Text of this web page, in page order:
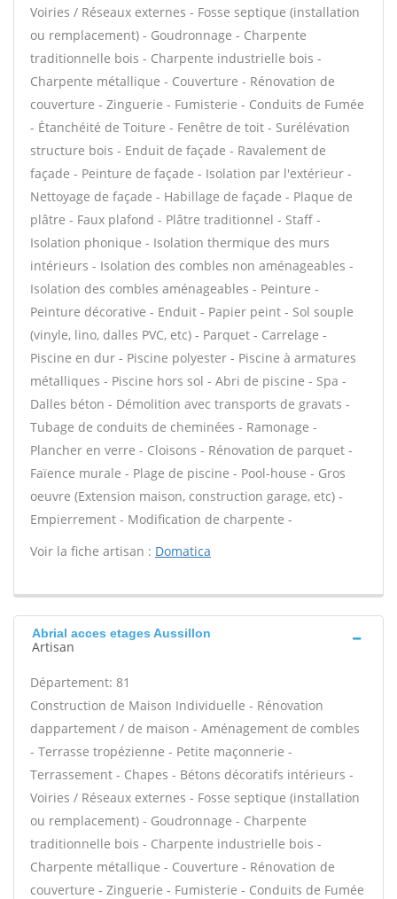
Voiries / Réseaux externes - Fosse septique (installation
ou remplacement) - Goudronnage - Charpente
traditionnelle bois - Charpente industrielle bois -
Charpente métallique - Couverture - Rénovation de
couverture - Zinguerie - Fumisterie - Conduits de Fumée
- Étanchéité de Toiture - Fenêtre de toit - Surélévation
structure bois - Enduit de façade - Ravalement de
façade - Peinture de façade - Isolation par l'extérieur -
Nettoyage de façade - Habillage de façade - Plaque de
plâtre - Faux plafond - Plâtre traditionnel - Staff -
Isolation phonique - Isolation thermique des murs
intérieurs - Isolation des combles non aménageables -
Isolation des combles aménageables - Peinture -
Peinture décorative - Enduit - Papier peint - Sol souple
(vinyle, lino, dalles PVC, etc) - Parquet - Carrelage -
Piscine en dur - Piscine polyester - Piscine à armatures
métalliques - Piscine hors sol - Abri de piscine - Spa -
Dalles béton - Démolition avec transports de gravats -
Tubage de conduits de cheminées - Ramonage -
Plancher en verre - Cloisons - Rénovation de parquet -
Faïence murale - Plage de piscine - Pool-house - Gros
oeuvre (Extension maison, construction garage, etc) -
Empierrement - Modification de charpente -
Voir la fiche artisan : Domatica
Abrial acces etages Aussillon
Artisan
Département: 81
Construction de Maison Individuelle - Rénovation
dappartement / de maison - Aménagement de combles
- Terrasse tropézienne - Petite maçonnerie -
Terrassement - Chapes - Bétons décoratifs intérieurs -
Voiries / Réseaux externes - Fosse septique (installation
ou remplacement) - Goudronnage - Charpente
traditionnelle bois - Charpente industrielle bois -
Charpente métallique - Couverture - Rénovation de
couverture - Zinguerie - Fumisterie - Conduits de Fumée